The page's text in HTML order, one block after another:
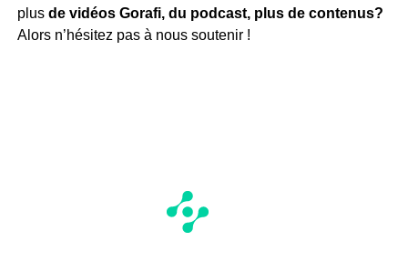
plus de vidéos Gorafi, du podcast, plus de contenus?
Alors n’hésitez pas à nous soutenir !